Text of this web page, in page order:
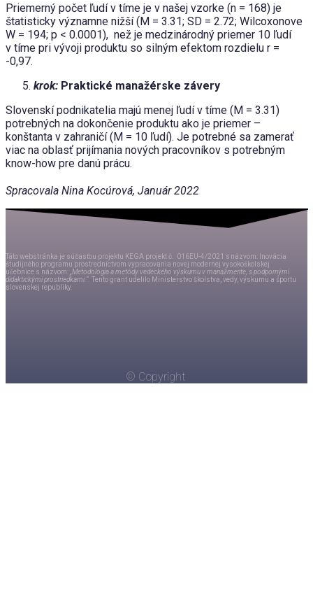
Priemerný počet ľudí v tíme je v našej vzorke (n = 168) je
štatisticky významne nižší (M = 3.31; SD = 2.72; Wilcoxonove
W = 194; p < 0.0001), než je medzinárodný priemer 10 ľudí
v tíme pri vývoji produktu so silným efektom rozdielu r =
-0,97.
krok: Praktické manažérske závery
Slovenskí podnikatelia majú menej ľudí v tíme (M = 3.31)
potrebných na dokončenie produktu ako je priemer –
konštanta v zahraničí (M = 10 ľudí). Je potrebné sa zamerať
viac na oblasť prijímania nových pracovníkov s potrebným
know-how pre danú prácu.
Spracovala Nina Kocúrová, Január 2022
Táto webstránka je súčasťou projektu KEGA projekt č. 016EU-4/2021 s názvom: Inovácia
študijného programu prostredníctvom vypracovania novej modernej vysokoškolskej
učebnice s názvom: Metodológia a metódy vedeckého výskumu vmanažmente, s podpornými
didaktickými prostriedkami.“. Tento grant udelilo Ministerstvo školstva, vedy, výskumu a športu
slovenskej republiky.
© Copyright